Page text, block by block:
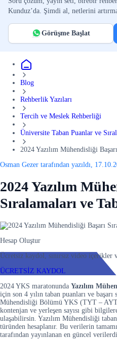
Kunduz’da. Şimdi al, netlerini
Görüşme Başlat
Blog
Rehberlik Yazıları
Tercih ve Meslek Rehberliği
Üniversite Taban Puanlar ve
2024 Yazılım Mühendisliği
Osman Gezer tarafından yazıldı,
2024 Yazılım
Sıralamaları ve
Hesap Oluştur
Ücretsiz kaydol, sınırsız video içerikler
ÜCRETSİZ KAYDOL
2024 YKS maratonunda Yazılım
için son 4 yılın taban puanları ve başarı
Mühendisliği Bölümü YKS (TYT – AYT)
kontenjan ve yerleşen sayısı gibi
ulaşabilirsin. Yazılım Mühendisliği
türünden hesaplanır. Bu verilerin
tarafından yayınlanan en güncel